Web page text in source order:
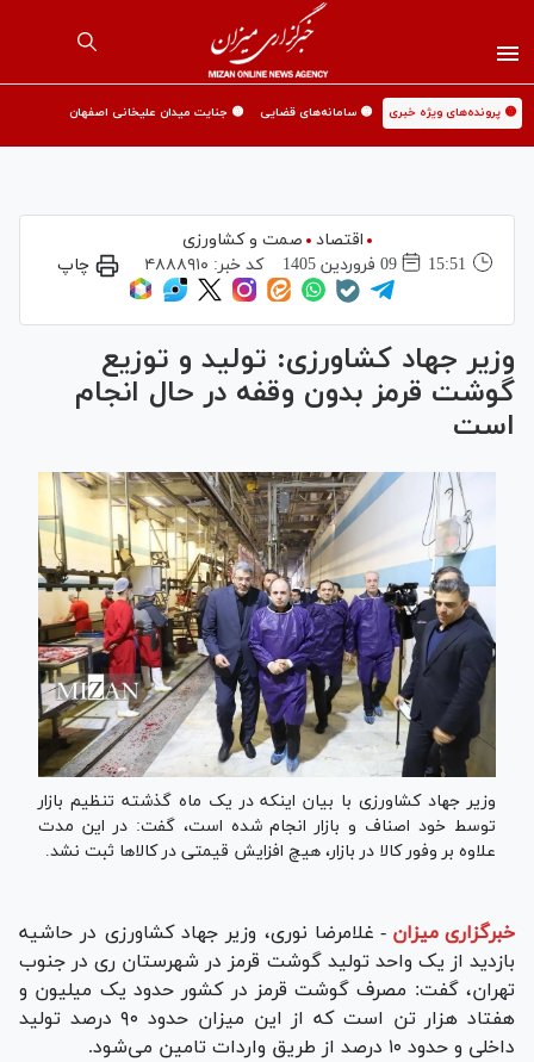
🟡 پرونده‌های ویژه خبری 🟡 سامانه‌های قضایی 🟡 جنایت میدان علیخانی اصفهان
اقتصاد
صمت و کشاورزی
15:51
09 فروردين 1405 کد خبر: ۴۸۸۸۹۱۰ چاپ
وزیر جهاد کشاورزی: تولید و توزیع
گوشت قرمز بدون وقفه در حال انجام
است
وزیر جهاد کشاورزی با بیان اینکه در یک ماه گذشته تنظیم بازار
توسط خود اصناف و بازار انجام شده است، گفت: در این مدت
علاوه بر وفور کالا در بازار، هیچ افزایش قیمتی در کالا‌ها ثبت نشد.
خبرگزاری میزان - غلامرضا نوری، وزیر جهاد کشاورزی در حاشیه
بازدید از یک واحد تولید گوشت قرمز در شهرستان ری در جنوب
تهران، گفت: مصرف گوشت قرمز در کشور حدود یک میلیون و
هفتاد هزار تن است که از این میزان حدود ۹۰ درصد تولید
داخلی و حدود ۱۰ درصد از طریق واردات تامین می‌شود.